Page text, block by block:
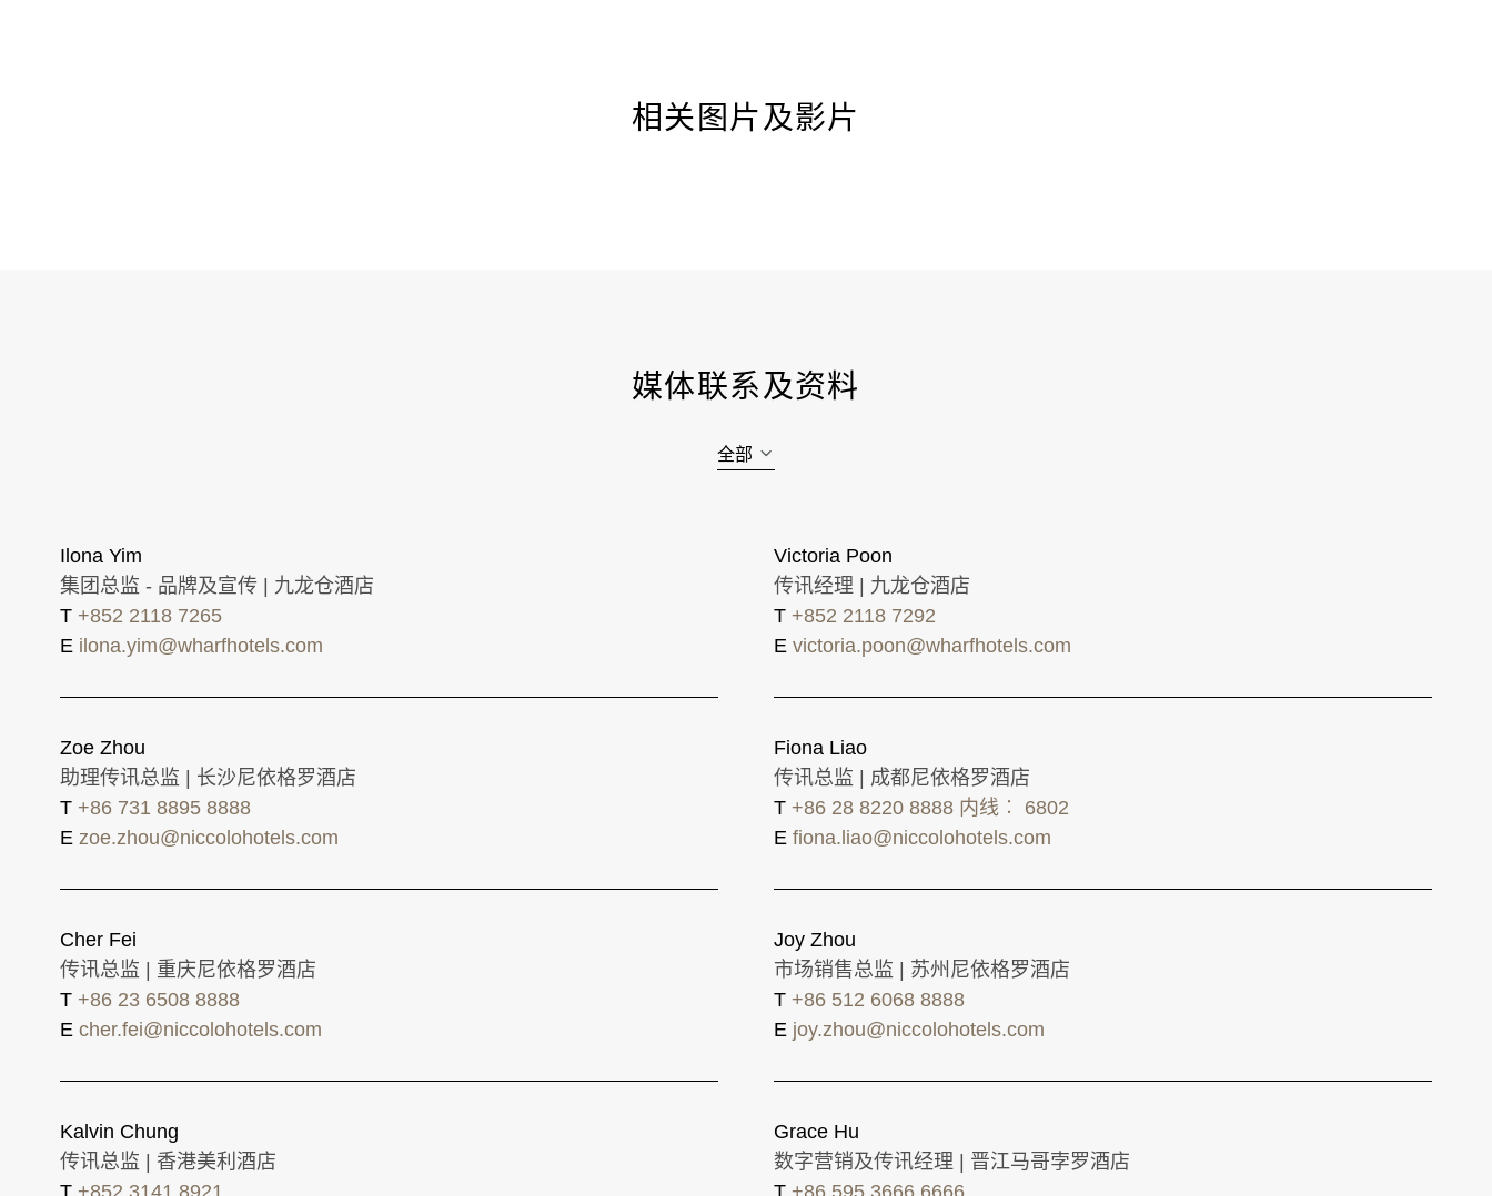
相关图片及影片
媒体联系及资料
全部
Ilona Yim
集团总监 - 品牌及宣传 | 九龙仓酒店
T +852 2118 7265
E ilona.yim@wharfhotels.com
Victoria Poon
传讯经理 | 九龙仓酒店
T +852 2118 7292
E victoria.poon@wharfhotels.com
Zoe Zhou
助理传讯总监 | 长沙尼依格罗酒店
T +86 731 8895 8888
E zoe.zhou@niccolohotels.com
Fiona Liao
传讯总监 | 成都尼依格罗酒店
T +86 28 8220 8888 内线︰ 6802
E fiona.liao@niccolohotels.com
Cher Fei
传讯总监 | 重庆尼依格罗酒店
T +86 23 6508 8888
E cher.fei@niccolohotels.com
Joy Zhou
市场销售总监 | 苏州尼依格罗酒店
T +86 512 6068 8888
E joy.zhou@niccolohotels.com
Kalvin Chung
传讯总监 | 香港美利酒店
Grace Hu
数字营销及传讯经理 | 晋江马哥孛罗酒店